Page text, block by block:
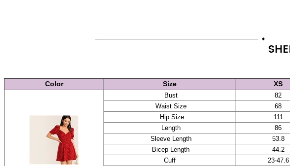
Color Size XS
Bust 82
Waist Size
68
Hip Size
111
Length
86
Sleeve Length
53.8
Bicep Length
44.2
Cuff
23-47.6